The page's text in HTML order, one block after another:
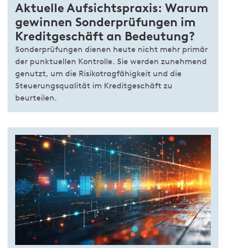
Aktuelle Aufsichtspraxis: Warum
gewinnen Sonderprüfungen im
Kreditgeschäft an Bedeutung?
Sonderprüfungen dienen heute nicht mehr primär
der punktuellen Kontrolle. Sie werden zunehmend
genutzt, um die Risikotragfähigkeit und die
Steuerungsqualität im Kreditgeschäft zu
beurteilen.